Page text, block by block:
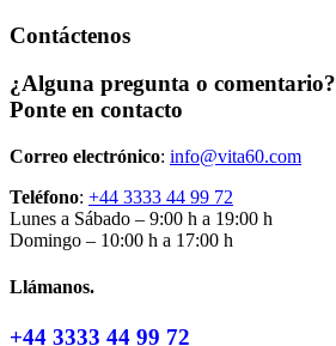
Contáctenos
¿Alguna pregunta o comentario?
Ponte en contacto
Correo electrónico: info@vita60.com
Teléfono: +44 3333 44 99 72
Lunes a Sábado – 9:00 h a 19:00 h
Domingo – 10:00 h a 17:00 h
Llámanos.
+44 3333 44 99 72